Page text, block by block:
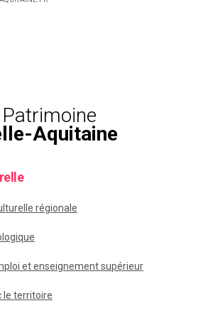
Aquitaine
régionale
et enseignement supérieur
le territoire